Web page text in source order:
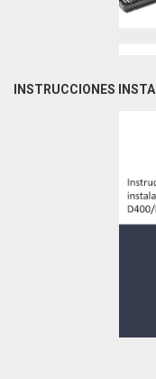
INSTRUCCIONES